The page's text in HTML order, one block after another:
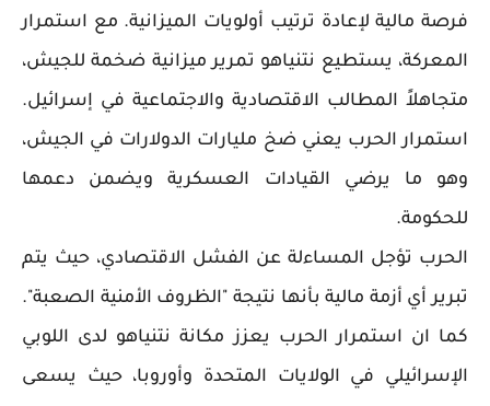
فرصة مالية لإعادة ترتيب أولويات الميزانية. مع استمرار
المعركة، يستطيع نتنياهو تمرير ميزانية ضخمة للجيش،
متجاهلاً المطالب الاقتصادية والاجتماعية في إسرائيل.
استمرار الحرب يعني ضخ مليارات الدولارات في الجيش،
وهو ما يرضي القيادات العسكرية ويضمن دعمها
للحكومة.
الحرب تؤجل المساءلة عن الفشل الاقتصادي، حيث يتم
تبرير أي أزمة مالية بأنها نتيجة "الظروف الأمنية الصعبة".
كما ان استمرار الحرب يعزز مكانة نتنياهو لدى اللوبي
الإسرائيلي في الولايات المتحدة وأوروبا، حيث يسعى